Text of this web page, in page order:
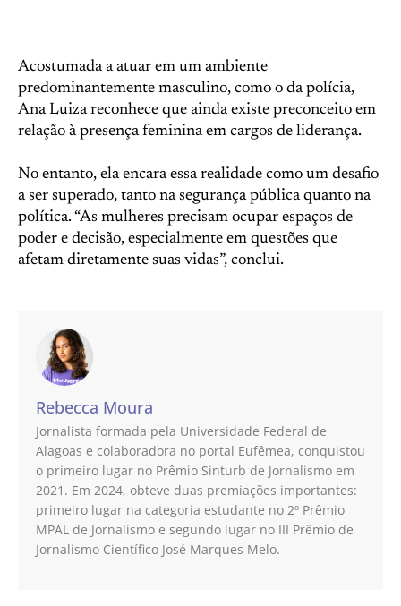
Acostumada a atuar em um ambiente
predominantemente masculino, como o da polícia,
Ana Luiza reconhece que ainda existe preconceito em
relação à presença feminina em cargos de liderança.
No entanto, ela encara essa realidade como um desafio
a ser superado, tanto na segurança pública quanto na
política. “As mulheres precisam ocupar espaços de
poder e decisão, especialmente em questões que
afetam diretamente suas vidas”, conclui.
Rebecca Moura
Jornalista formada pela Universidade Federal de
Alagoas e colaboradora no portal Eufêmea, conquistou
o primeiro lugar no Prêmio Sinturb de Jornalismo em
2021. Em 2024, obteve duas premiações importantes:
primeiro lugar na categoria estudante no 2º Prêmio
MPAL de Jornalismo e segundo lugar no III Prêmio de
Jornalismo Científico José Marques Melo.